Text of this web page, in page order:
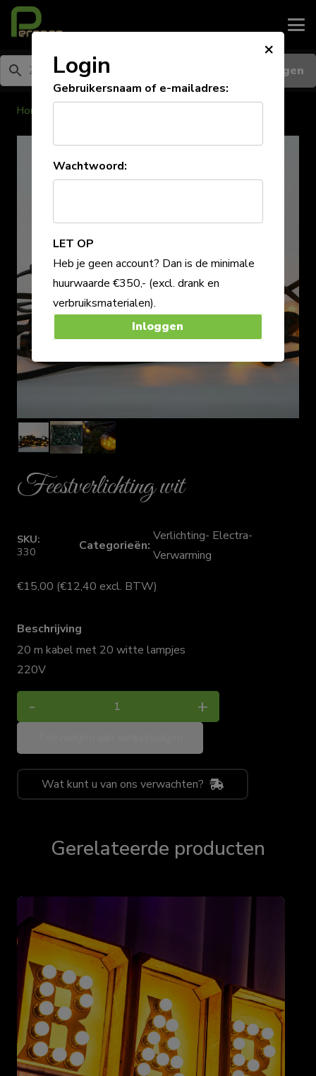
Inloggen
Home
Feestverlichting wit
SKU:
330
Categorieën:
Verlichting- Electra-
Verwarming
€15,00 (€12,40 excl. BTW)
Beschrijving
20 m kabel met 20 witte lampjes
220V
wit
- +
Wat kunt u van ons verwachten?
Gerelateerde producten
×
Login
Gebruikersnaam of e-mailadres:
Wachtwoord:
LET OP
Heb je geen account? Dan is de minimale
huurwaarde €350,- (excl. drank en
verbruiksmaterialen).
Inloggen